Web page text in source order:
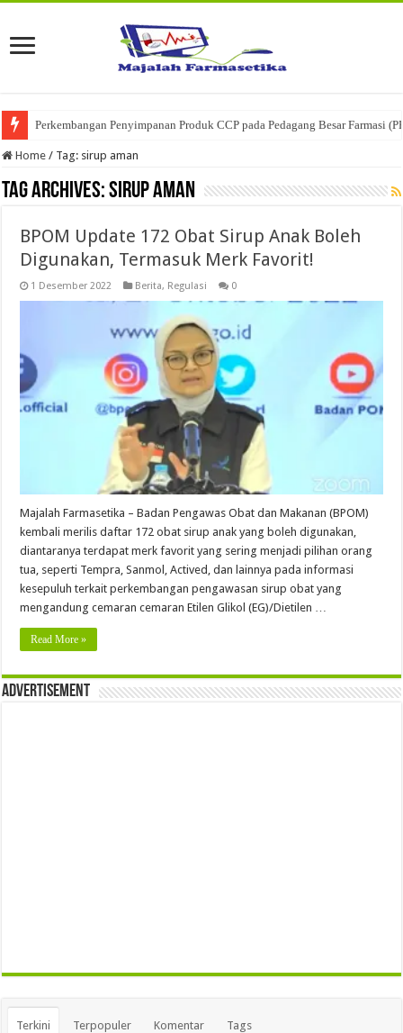
Perkembangan Penyimpanan Produk CCP pada Pedagang Besar Farmasi
Home / Tag: sirup aman
Tag Archives:sirup aman
BPOM Update 172 Obat Sirup Anak Boleh
Digunakan, Termasuk Merk Favorit!
1 Desember 2022 Berita, Regulasi 0
Majalah Farmasetika – Badan Pengawas Obat dan Makanan (BPOM)
kembali merilis daftar 172 obat sirup anak yang boleh digunakan,
diantaranya terdapat merk favorit yang sering menjadi pilihan orang
tua, seperti Tempra, Sanmol, Actived, dan lainnya pada informasi
kesepuluh terkait perkembangan pengawasan sirup obat yang
mengandung cemaran cemaran Etilen Glikol (EG)/Dietilen …
Read More »
Advertisement
Terkini Terpopuler Komentar Tags